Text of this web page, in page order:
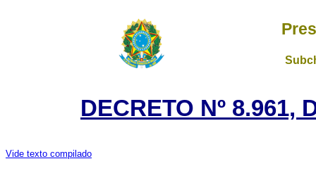
DECRETO Nº 8.961,
Vide texto compilado